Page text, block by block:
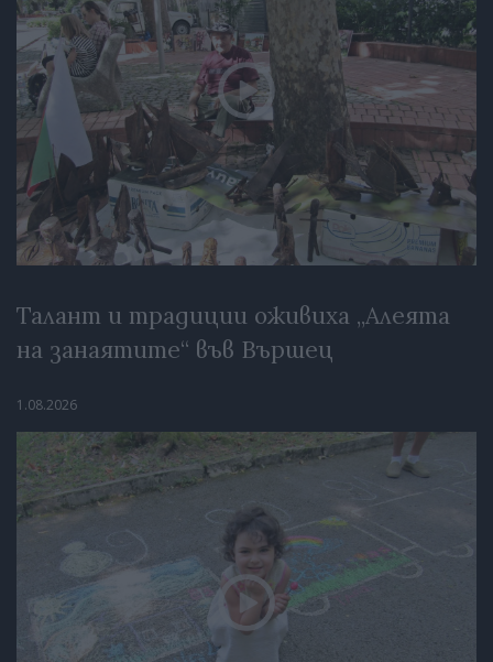
Талант и традиции оживиха „Алеята
на занаятите“ във Вършец
1.08.2026